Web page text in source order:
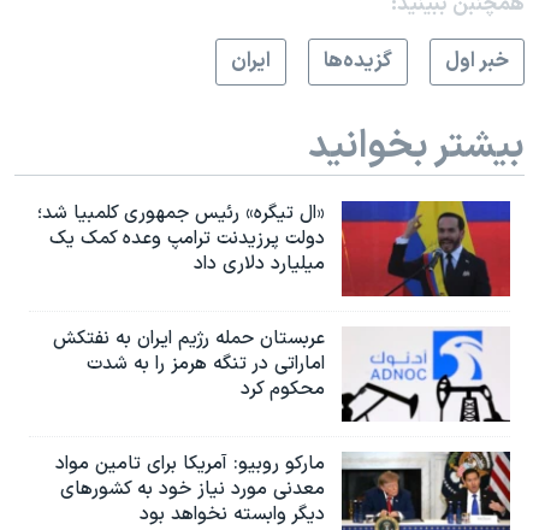
خبر اول
گزيده‌ها ايران
بیشتر بخوانید
«ال تیگره» رئیس جمهوری کلمبیا شد؛
دولت پرزیدنت ترامپ وعده کمک یک
میلیارد دلاری داد
عربستان حمله رژیم ایران به نفتکش
اماراتی در تنگه هرمز را به‌ شدت
محکوم کرد
مارکو روبیو: آمریکا برای تامین مواد
معدنی مورد نیاز خود به کشورهای
دیگر وابسته نخواهد بود